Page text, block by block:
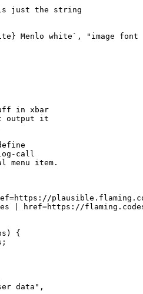
{
data",
function
This function
everyting off.
await fetcher()
}))
}));
data });